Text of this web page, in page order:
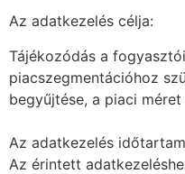
Az adatkezelés célja:
Tájékozódás a
piacszegmentációhoz
begyűjtése, a piaci
Az adatkezelés
Az érintett